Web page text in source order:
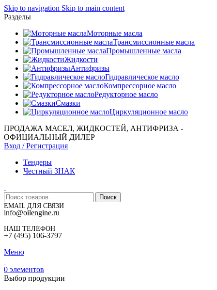
Skip to navigation Skip to main content
Разделы
Моторные масла
Трансмиссионные масла
Промышленные масла
Жидкости
Антифризы
Гидравлическое масло
Компрессорное масло
Редукторное масло
Смазки
Циркуляционное масло
ПРОДАЖА МАСЕЛ, ЖИДКОСТЕЙ, АНТИФРИЗА -
ОФИЦИАЛЬНЫЙ ДИЛЕР
Вход / Регистрация
Тендеры
Честный ЗНАК
Поиск
EMAIL ДЛЯ СВЯЗИ
info@oilengine.ru
НАШ ТЕЛЕФОН
+7 (495) 106-3797
Меню
0 элементов
Выбор продукции